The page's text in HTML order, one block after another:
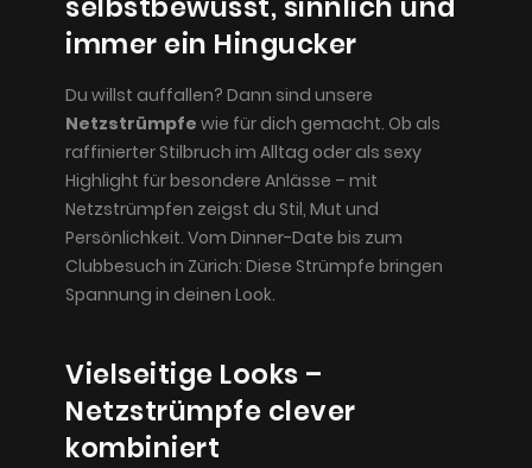
immer ein Hingucker
Du willst auffallen? Dann sind unsere
Netzstrümpfe wie für dich gemacht. Ob als
raffinierter Stilbruch im Alltag oder als sexy
Highlight für besondere Anlässe – mit
Netzstrümpfen zeigst du Stil, Mut und
Persönlichkeit. Vom Dinner-Date bis zum
Clubbesuch in Zürich: Diese Strümpfe bringen
Spannung in deinen Look.
Vielseitige Looks –
Netzstrümpfe clever
kombiniert